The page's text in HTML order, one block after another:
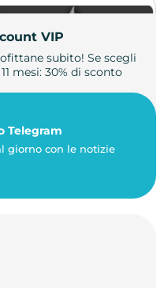
VIP
subito! Se scegli
mesi: 30% di sconto
Telegram
giorno con le notizie